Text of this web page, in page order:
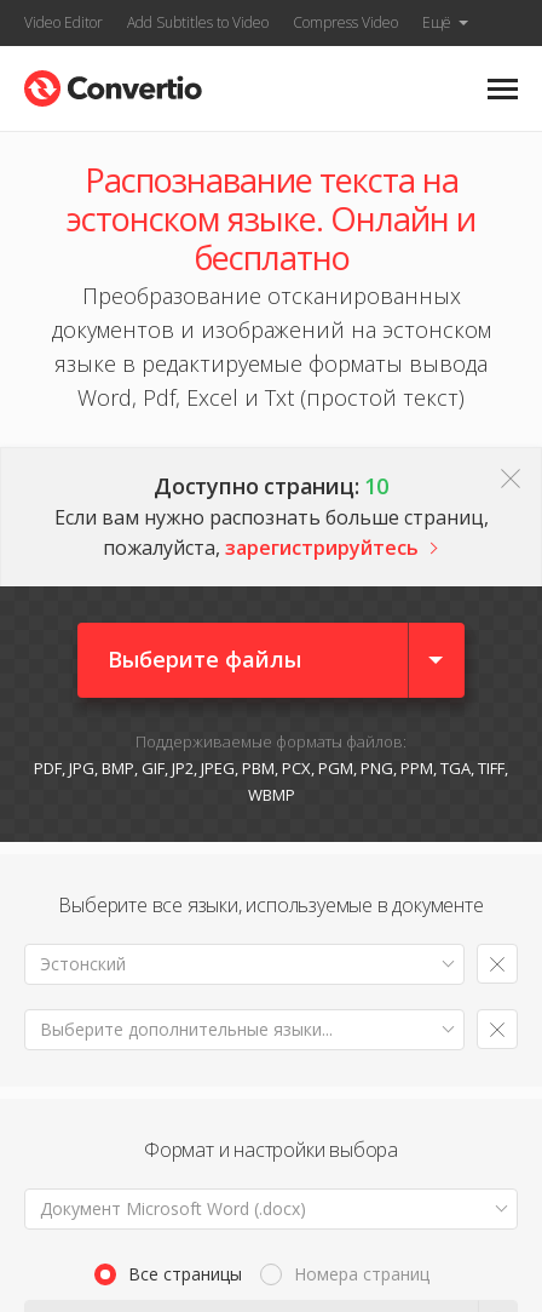
Video Editor Add Subtitles to Video Compress Video Ещё
Распознавание текста на
эстонском языке. Онлайн и
бесплатно
Преобразование отсканированных
документов и изображений на эстонском
языке в редактируемые форматы вывода
Word, Pdf, Excel и Txt (простой текст)
Доступно страниц: 10
Если вам нужно распознать больше страниц,
пожалуйста, зарегистрируйтесь
Выберите файлы
Поддерживаемые форматы файлов:
PDF, JPG, BMP, GIF, JP2, JPEG, PBM, PCX, PGM, PNG, PPM, TGA, TIFF,
WBMP
Выберите все языки, используемые в документе
Эстонский
Выберите дополнительные языки...
Формат и настройки выбора
Документ Microsoft Word (.docx)
Все страницы Номера страниц